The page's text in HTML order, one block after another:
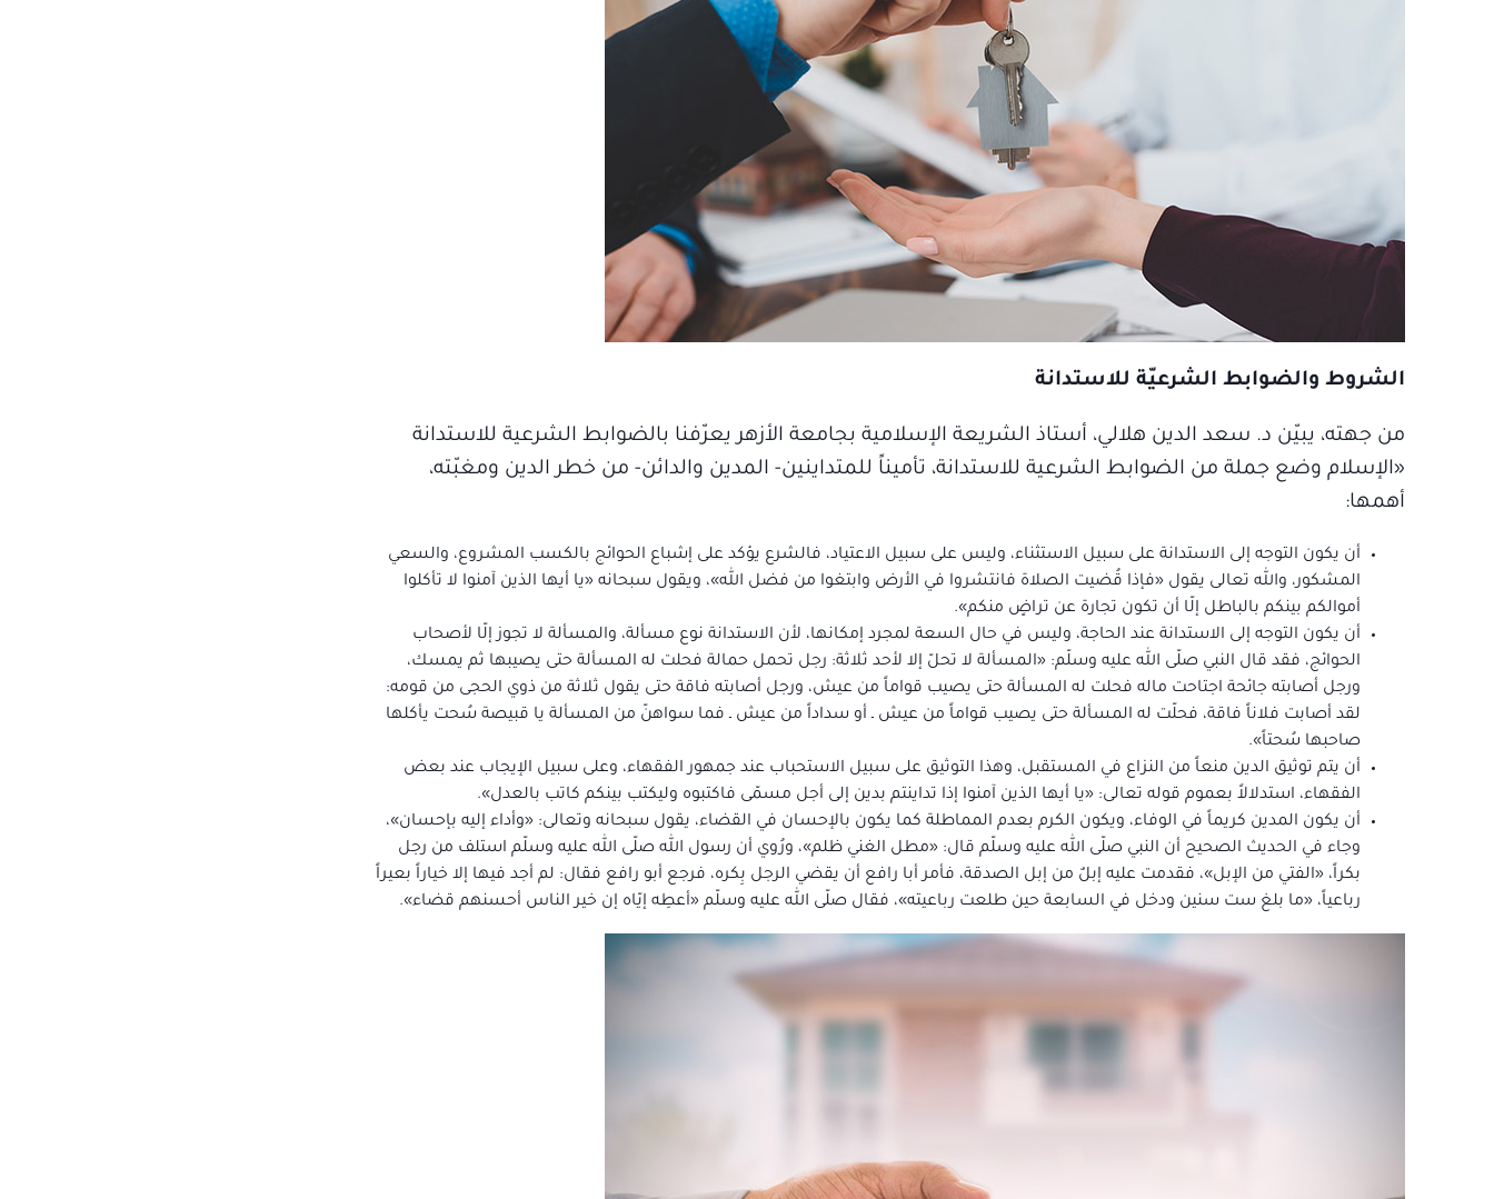
الشروط والضوابط الشرعيّة للاستدانة
من جهته، يبيّن د. سعد الدين هلالي، أستاذ الشريعة الإسلامية بجامعة الأزهر يعرّفنا بالضوابط الشرعية للاستدانة
«الإسلام وضع جملة من الضوابط الشرعية للاستدانة، تأميناً للمتداينين- المدين والدائن- من خطر الدين ومغبّته،
أهمها:
أن يكون التوجه إلى الاستدانة على سبيل الاستثناء، وليس على سبيل الاعتياد، فالشرع يؤكد على إشباع الحوائج بالكسب المشروع، والسعي
المشكور، والله تعالى يقول «فإذا قُضيت الصلاة فانتشروا في الأرض وابتغوا من فضل الله»، ويقول سبحانه «يا أيها الذين آمنوا لا تأكلوا
أموالكم بينكم بالباطل إلّا أن تكون تجارة عن تراضٍ منكم».
أن يكون التوجه إلى الاستدانة عند الحاجة، وليس في حال السعة لمجرد إمكانها، لأن الاستدانة نوع مسألة، والمسألة لا تجوز إلّا لأصحاب
الحوائج، فقد قال النبي صلّى الله عليه وسلّم: «المسألة لا تحلّ إلا لأحد ثلاثة: رجل تحمل حمالة فحلت له المسألة حتى يصيبها ثم يمسك،
ورجل أصابته جائحة اجتاحت ماله فحلت له المسألة حتى يصيب قواماً من عيش، ورجل أصابته فاقة حتى يقول ثلاثة من ذوي الحجى من قومه:
لقد أصابت فلاناً فاقة، فحلّت له المسألة حتى يصيب قواماً من عيش ـ أو سداداً من عيش ـ فما سواهنّ من المسألة يا قبيصة سُحت يأكلها
صاحبها سُحتاً».
أن يتم توثيق الدين منعاً من النزاع في المستقبل، وهذا التوثيق على سبيل الاستحباب عند جمهور الفقهاء، وعلى سبيل الإيجاب عند بعض
الفقهاء، استدلالاً بعموم قوله تعالى: «يا أيها الذين آمنوا إذا تداينتم بدين إلى أجل مسمّى فاكتبوه وليكتب بينكم كاتب بالعدل».
أن يكون المدين كريماً في الوفاء، ويكون الكرم بعدم المماطلة كما يكون بالإحسان في القضاء، يقول سبحانه وتعالى: «وأداء إليه بإحسان»،
وجاء في الحديث الصحيح أن النبي صلّى الله عليه وسلّم قال: «مطل الغني ظلم»، ورُوي أن رسول الله صلّى الله عليه وسلّم استلف من رجل
بكراً، «الفتي من الإبل»، فقدمت عليه إبلٌ من إبل الصدقة، فأمر أبا رافع أن يقضي الرجل بِكره، فرجع أبو رافع فقال: لم أجد فيها إلا خياراً بعيراً
رباعياً، «ما بلغ ست سنين ودخل في السابعة حين طلعت رباعيته»، فقال صلّى الله عليه وسلّم «أعطِه إيّاه إن خير الناس أحسنهم قضاء».